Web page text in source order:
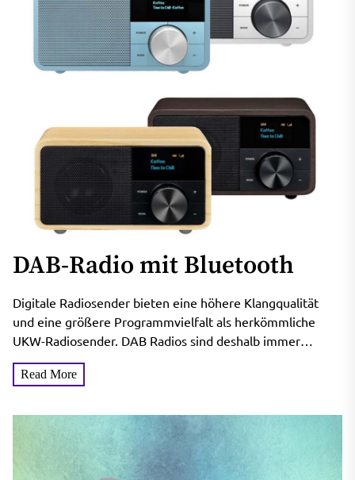
DAB-Radio mit Bluetooth
Digitale Radiosender bieten eine höhere Klangqualität
und eine größere Programmvielfalt als herkömmliche
UKW-Radiosender. DAB Radios sind deshalb immer
beliebter geworden und bieten eine hervorragende
Alternative...
Read More